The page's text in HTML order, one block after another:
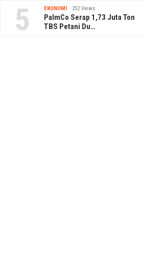
5 EKONOMI 252 Views
PalmCo Serap 1,73 Juta Ton
TBS Petani Du…